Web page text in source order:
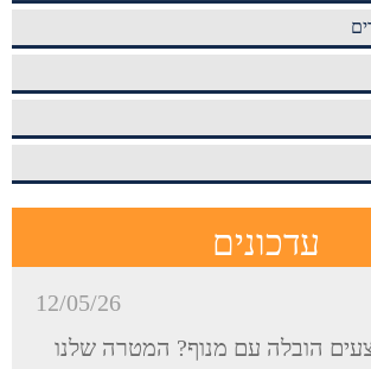
עדכונים
12/05/26
הובלה עם מנוף? המטרה שלנו